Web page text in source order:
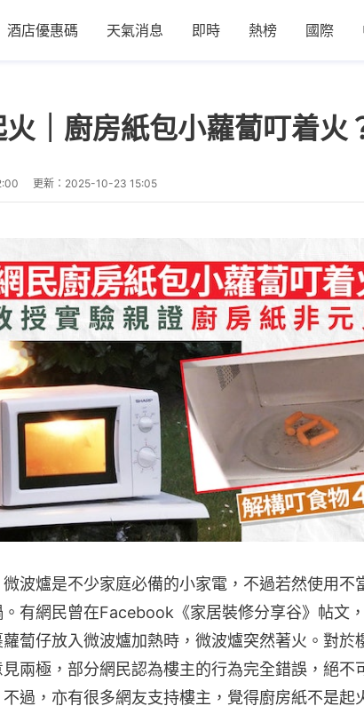
酒店優惠碼 天氣消息 即時 熱榜 國際
｜廚房紙包小蘿蔔叮着火
更新： 2025-10-23 15:05
波爐是不少家庭必備的小家電，不過若然使用不
有網民曾在Facebook《家居裝修分享谷》帖文
蔔仔放入微波爐加熱時，微波爐突然著火。對於
兩極，部分網民認為樓主的行為完全錯誤，絕不
過，亦有很多網友支持樓主，覺得廚房紙不是起